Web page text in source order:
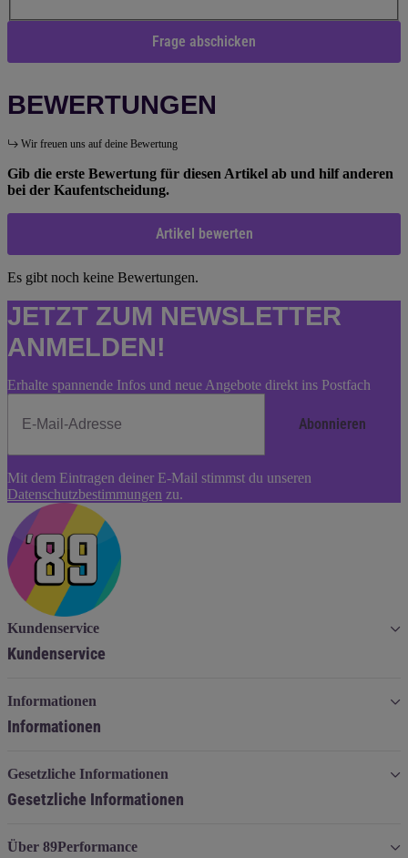
Frage abschicken
BEWERTUNGEN
Wir freuen uns auf deine Bewertung
Gib die erste Bewertung für diesen Artikel ab und hilf anderen
bei der Kaufentscheidung.
Artikel bewerten
Es gibt noch keine Bewertungen.
JETZT ZUM NEWSLETTER
ANMELDEN!
Erhalte spannende Infos und neue Angebote direkt ins Postfach
Abonnieren
Abonnieren
Mit dem Eintragen deiner E-Mail stimmst du unseren
Datenschutzbestimmungen zu.
Kundenservice
Kundenservice
Informationen
Informationen
Gesetzliche Informationen
Gesetzliche Informationen
Über 89Performance